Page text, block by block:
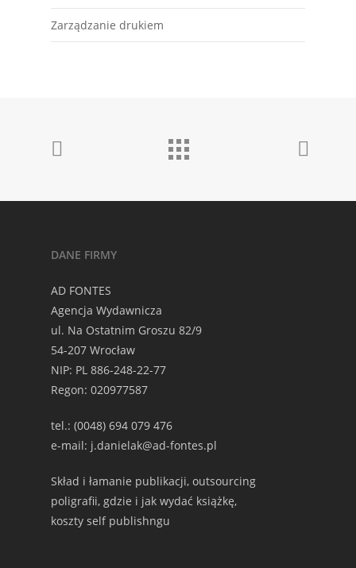
Zarządzanie drukiem
DANE FIRMY
AD FONTES
Agencja Wydawnicza
ul. Na Ostatnim Groszu 82/9
54-207 Wrocław
NIP: PL 886-248-22-77
Regon: 020977587
tel.: (0048) 694 079 476
e-mail: j.danielak@ad-fontes.pl
Skład i łamanie publikacji, outsourcing
poligrafii, gdzie i jak wydać książkę,
koszty self publishngu